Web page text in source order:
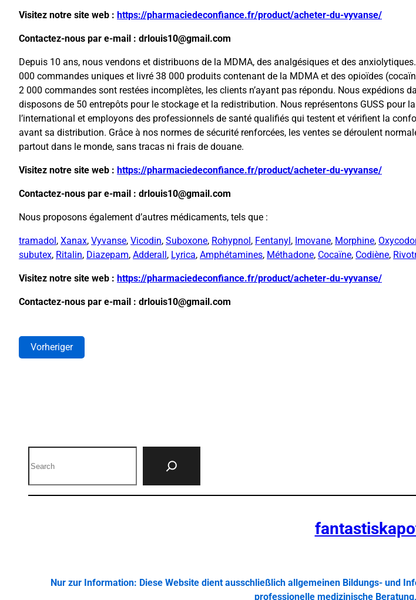
Visitez notre site web : https://pharmaciedeconfiance.fr/product/acheter-du-vyvanse/
Contactez-nous par e-mail : drlouis10@gmail.com
Depuis 10 ans, nous vendons et distribuons de la MDMA, des analgésiques et des
000 commandes uniques et livré 38 000 produits contenant de la MDMA et des opioïdes
2 000 commandes sont restées incomplètes, les clients n’ayant pas répondu. Nous expédions
disposons de 50 entrepôts pour le stockage et la redistribution. Nous représentons GUSS pour la
l’international et employons des professionnels de santé qualifiés qui testent et vérifient la
avant sa distribution. Grâce à nos normes de sécurité renforcées, les ventes se déroulent
partout dans le monde, sans tracas ni frais de douane.
Visitez notre site web : https://pharmaciedeconfiance.fr/product/acheter-du-vyvanse/
Contactez-nous par e-mail : drlouis10@gmail.com
Nous proposons également d’autres médicaments, tels que :
tramadol , Xanax, Vyvanse, Vicodin, Suboxone, Rohypnol , Fentanyl , Imovane, Morphine,
subutex, Ritalin, Diazepam, Adderall , Lyrica, Amphétamines, Méthadone, Cocaïne, Codiène,
Visitez notre site web : https://pharmaciedeconfiance.fr/product/acheter-du-vyvanse/
Contactez-nous par e-mail : drlouis10@gmail.com
Vorheriger
Nur zur Information: Diese Website dient ausschließlich allgemeinen Bildungs- und
professionelle medizinische